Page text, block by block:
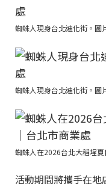
蜘蛛人現身台北迪化街。圖
蜘蛛人現身台北迪化街。圖
蜘蛛人在2026台北大稻埕
活動期間將攜手在